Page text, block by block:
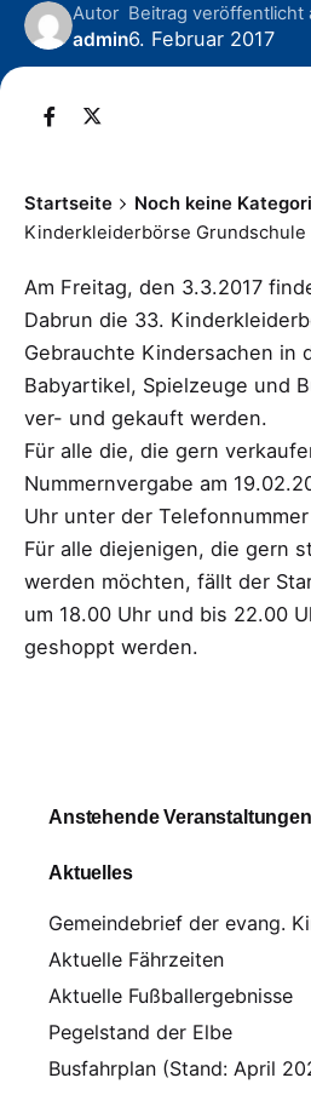
Autor
admin
Beitrag veröffentlicht
6. Februar 2017
Startseite
Noch keine
Kinderkleiderbörse Grundschule
Am Freitag, den 3.3.2017
Dabrun die 33.
Gebrauchte Kindersachen in
Babyartikel, Spielzeuge und
ver- und gekauft werden.
Für alle die, die gern
Nummernvergabe am
Uhr unter der
Für alle diejenigen, die gern
werden möchten, fällt der
um 18.00 Uhr und bis 22.00
geshoppt werden.
Anstehende
Aktuelles
Gemeindebrief der evang.
Aktuelle Fährzeiten
Aktuelle Fußballergebnisse
Pegelstand der Elbe
Busfahrplan (Stand: April